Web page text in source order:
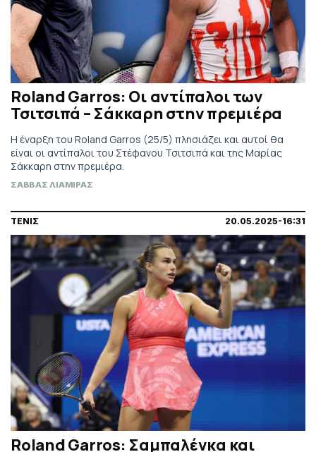
Roland Garros: Οι αντίπαλοι των
Τσιτσιπά – Σάκκαρη στην πρεμιέρα
Η έναρξη του Roland Garros (25/5) πλησιάζει και αυτοί θα
είναι οι αντίπαλοι του Στέφανου Τσιτσιπά και της Μαρίας
Σάκκαρη στην πρεμιέρα.
ΣΑΒΒΑΣ ΛΙΑΜΙΡΑΣ
ΤΕΝΙΣ 20.05.2025-16:31
Roland Garros: Σαμπαλένκα και